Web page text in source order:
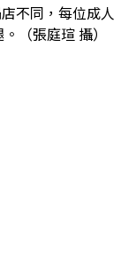
不同，每位成人
（張庭瑄 攝）